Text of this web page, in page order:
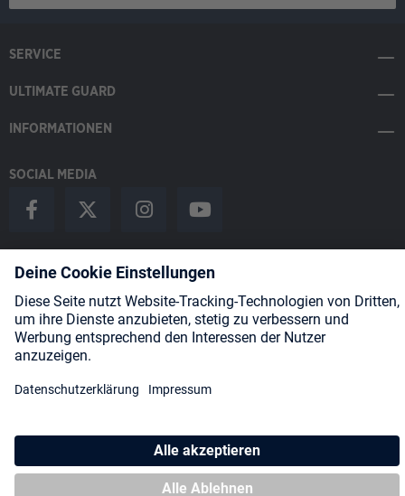
SERVICE
ULTIMATE GUARD
INFORMATIONEN
SOCIAL MEDIA
Payment Methods
Shipping
* Alle Preise inkl. gesetzl. Mehrwertsteuer zzgl.Versandkostenund
ggf. Nachnahmegebühren, wenn nicht anders angegeben.